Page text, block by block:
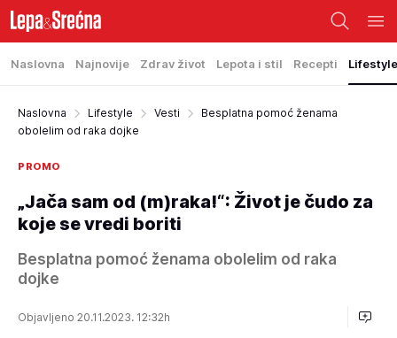
Naslovna Najnovije Zdrav život Lepota i stil Recepti Lifestyle
Naslovna Lifestyle Vesti
Besplatna pomoć ženama
obolelim od raka dojke
PROMO
„Jača sam od (m)raka!“: Život je čudo za
koje se vredi boriti
Besplatna pomoć ženama obolelim od raka
dojke
Objavljeno 20.11.2023. 12:32h